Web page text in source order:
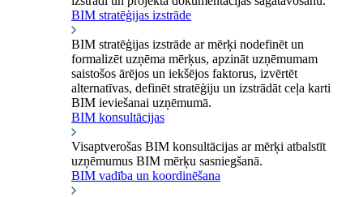
BIM stratēģijas izstrāde
BIM stratēģijas izstrāde ar mērķi nodefinēt un
formalizēt uzņēma mērķus, apzināt uzņēmumam
saistošos ārējos un iekšējos faktorus, izvērtēt
alternatīvas, definēt stratēģiju un izstrādāt ceļa karti
BIM ieviešanai uzņēmumā.
BIM konsultācijas
Visaptverošas BIM konsultācijas ar mērķi atbalstīt
uzņēmumus BIM mērķu sasniegšanā.
BIM vadība un koordinēšana